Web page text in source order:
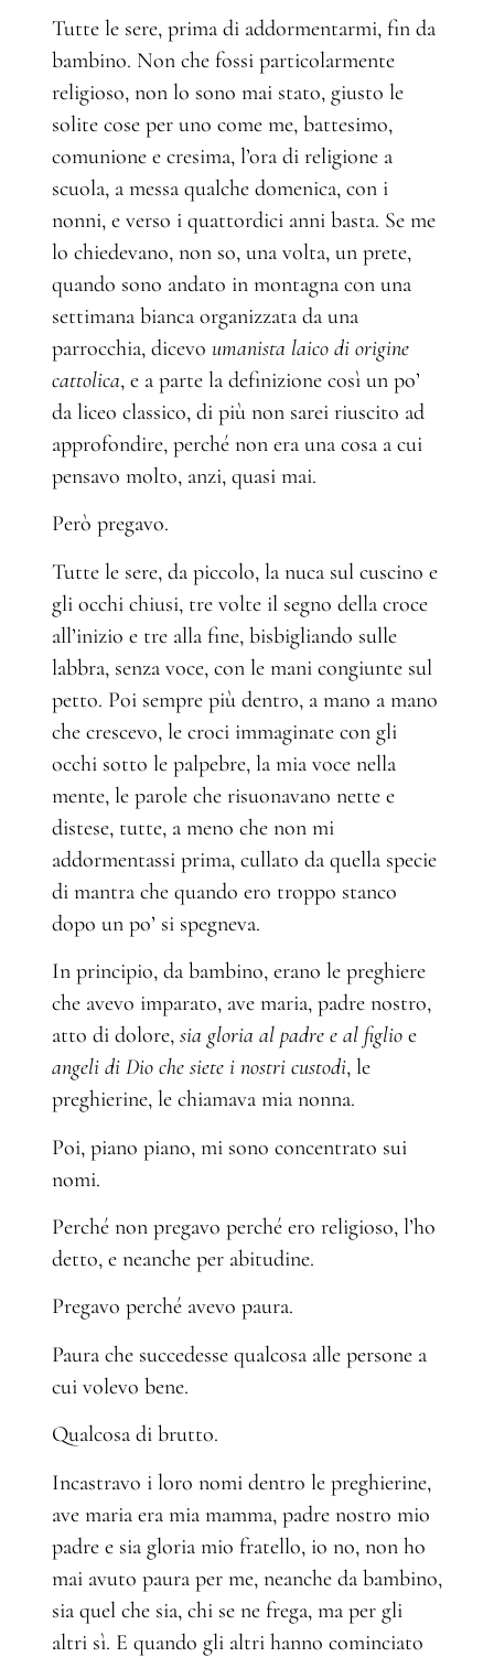
Tutte le sere, prima di addormentarmi, fin da
bambino. Non che fossi particolarmente
religioso, non lo sono mai stato, giusto le
solite cose per uno come me, battesimo,
comunione e cresima, l’ora di religione a
scuola, a messa qualche domenica, con i
nonni, e verso i quattordici anni basta. Se me
lo chiedevano, non so, una volta, un prete,
quando sono andato in montagna con una
settimana bianca organizzata da una
parrocchia, dicevo umanista laico di origine
cattolica, e a parte la definizione così un po’
da liceo classico, di più non sarei riuscito ad
approfondire, perché non era una cosa a cui
pensavo molto, anzi, quasi mai.
Però pregavo.
Tutte le sere, da piccolo, la nuca sul cuscino e
gli occhi chiusi, tre volte il segno della croce
all’inizio e tre alla fine, bisbigliando sulle
labbra, senza voce, con le mani congiunte sul
petto. Poi sempre più dentro, a mano a mano
che crescevo, le croci immaginate con gli
occhi sotto le palpebre, la mia voce nella
mente, le parole che risuonavano nette e
distese, tutte, a meno che non mi
addormentassi prima, cullato da quella specie
di mantra che quando ero troppo stanco
dopo un po’ si spegneva.
In principio, da bambino, erano le preghiere
che avevo imparato, ave maria, padre nostro,
atto di dolore, sia gloria al padre e al figlio e
angeli di Dio che siete i nostri custodi, le
preghierine, le chiamava mia nonna.
Poi, piano piano, mi sono concentrato sui
nomi.
Perché non pregavo perché ero religioso, l’ho
detto, e neanche per abitudine.
Pregavo perché avevo paura.
Paura che succedesse qualcosa alle persone a
cui volevo bene.
Qualcosa di brutto.
Incastravo i loro nomi dentro le preghierine,
ave maria era mia mamma, padre nostro mio
padre e sia gloria mio fratello, io no, non ho
mai avuto paura per me, neanche da bambino,
sia quel che sia, chi se ne frega, ma per gli
altri sì. E quando gli altri hanno cominciato